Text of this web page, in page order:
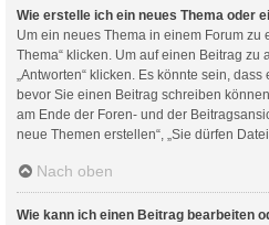
Wie erstelle ich ein neues Thema oder
Um ein neues Thema in einem Forum zu
Thema“ klicken. Um auf einen Beitrag zu
„Antworten“ klicken. Es könnte sein,
bevor Sie einen Beitrag schreiben
am Ende der Foren- und der
neue Themen erstellen“, „Sie dürfen
Nach oben
Wie kann ich einen Beitrag bearbeiten